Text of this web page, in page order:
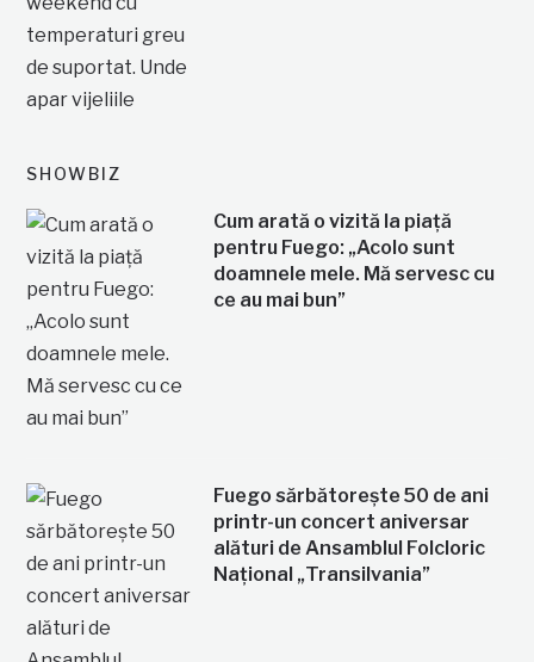
SHOWBIZ
Cum arată o vizită la piață
pentru Fuego: „Acolo sunt
doamnele mele. Mă servesc cu
ce au mai bun”
Fuego sărbătorește 50 de ani
printr-un concert aniversar
alături de Ansamblul Folcloric
Național „Transilvania”